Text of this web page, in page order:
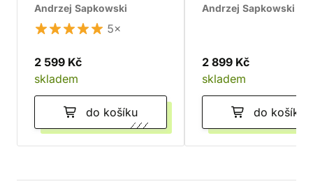
Andrzej Sapkowski
5×
2 599 Kč
skladem
do košíku
Chrám
Andrzej Sapkowski
2 899 Kč
skladem
do košíku